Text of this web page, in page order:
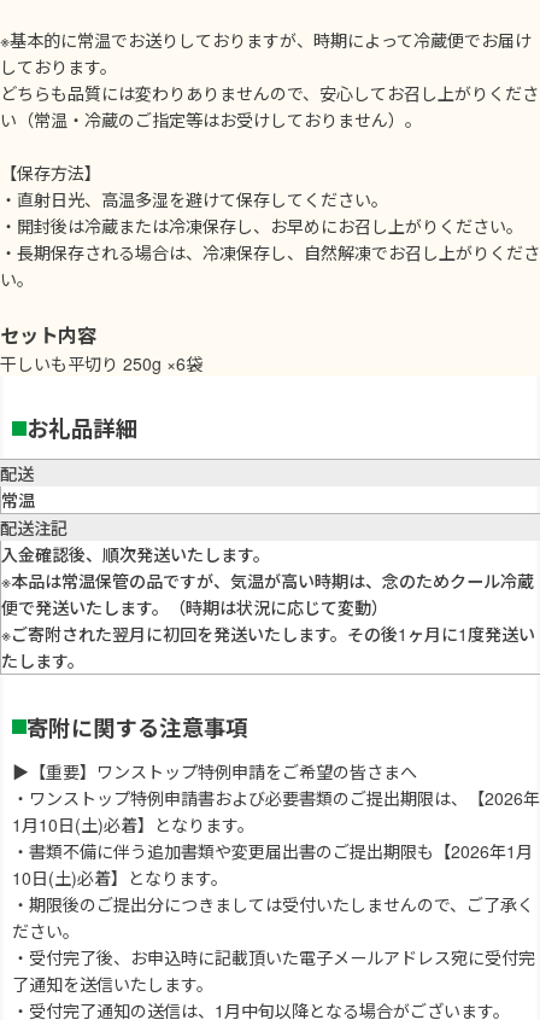
※基本的に常温でお送りしておりますが、時期によって冷蔵便でお届け
しております。
どちらも品質には変わりありませんので、安心してお召し上がりくださ
い（常温・冷蔵のご指定等はお受けしておりません）。
【保存方法】
・直射日光、高温多湿を避けて保存してください。
・開封後は冷蔵または冷凍保存し、お早めにお召し上がりください。
・長期保存される場合は、冷凍保存し、自然解凍でお召し上がりくださ
い。
セット内容
干しいも平切り 250g ×6袋
お礼品詳細
配送
常温
配送注記
入金確認後、順次発送いたします。
※本品は常温保管の品ですが、気温が高い時期は、念のためクール冷蔵
便で発送いたします。（時期は状況に応じて変動）
※ご寄附された翌月に初回を発送いたします。その後1ヶ月に1度発送い
たします。
寄附に関する注意事項
▶【重要】ワンストップ特例申請をご希望の皆さまへ
・ワンストップ特例申請書および必要書類のご提出期限は、【2026年
1月10日(土)必着】となります。
・書類不備に伴う追加書類や変更届出書のご提出期限も【2026年1月
10日(土)必着】となります。
・期限後のご提出分につきましては受付いたしませんので、ご了承く
ださい。
・受付完了後、お申込時に記載頂いた電子メールアドレス宛に受付完
了通知を送信いたします。
・受付完了通知の送信は、1月中旬以降となる場合がございます。